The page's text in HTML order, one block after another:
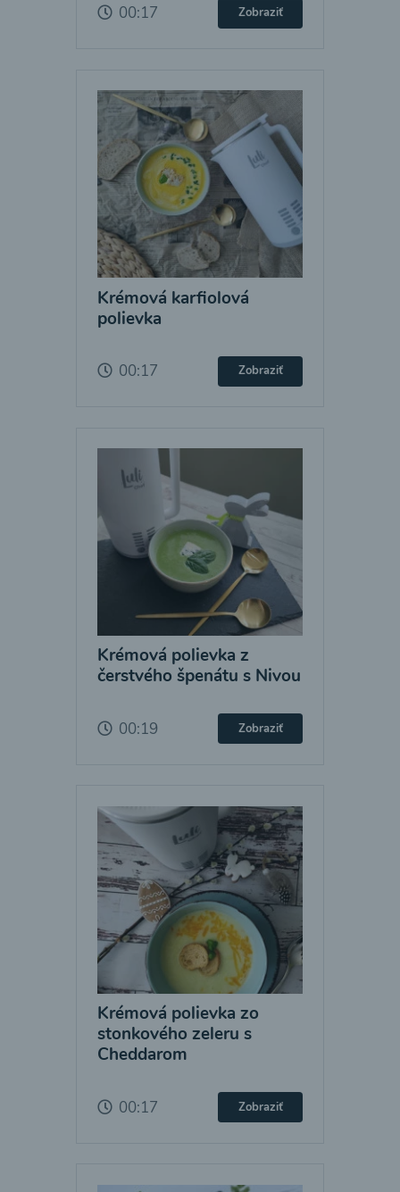
00:17 Zobraziť
Krémová karfiolová
polievka
00:17 Zobraziť
Krémová polievka z
čerstvého špenátu s Nivou
00:19 Zobraziť
Krémová polievka zo
stonkového zeleru s
Cheddarom
00:17 Zobraziť